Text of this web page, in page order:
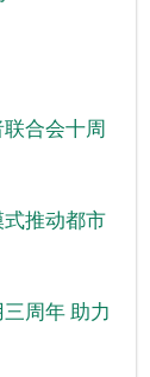
合会十周
推动都市
周年 助力